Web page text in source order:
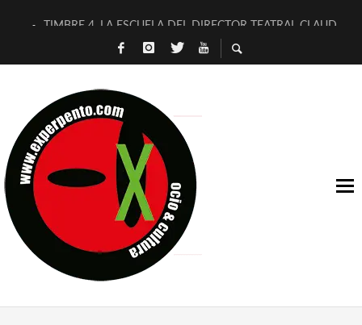
TIMBRE 4, LA ESCUELA DEL DIRECTOR TEATRAL CLAUDIO
30 AÑOS (NO ES NADA) DE LA KATARSIS DEL TOMATAZO
D’BALDOMEROS REINVENTAN [BITÁCORA 3.0] EN EXVITA
MARSHALL FLASH PRESENTA EN EXVITA [RELATIVA
JOFRE BARDAGÍ EN EXVITA INTERPRETANDO A SERRAT
YORCH PRESENTA [CURSO DE ARMONÍA PERSECUTORIA]
MAGALÍ SARE NOS EXPLICA [DESCASADA]
«NO TENGO PUTOS SUEÑOS»